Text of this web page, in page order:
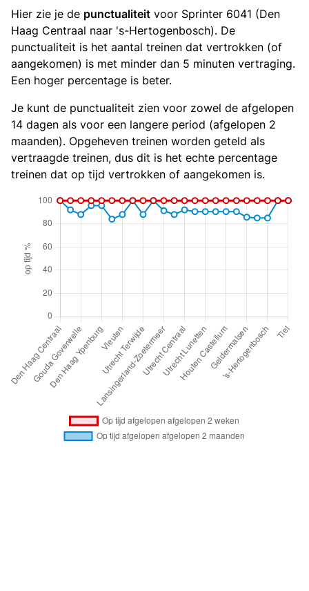
Hier zie je de punctualiteit voor Sprinter 6041 (Den
Haag Centraal naar 's-Hertogenbosch). De
punctualiteit is het aantal treinen dat vertrokken (of
aangekomen) is met minder dan 5 minuten vertraging.
Een hoger percentage is beter.
Je kunt de punctualiteit zien voor zowel de afgelopen
14 dagen als voor een langere period (afgelopen 2
maanden). Opgeheven treinen worden geteld als
vertraagde treinen, dus dit is het echte percentage
treinen dat op tijd vertrokken of aangekomen is.